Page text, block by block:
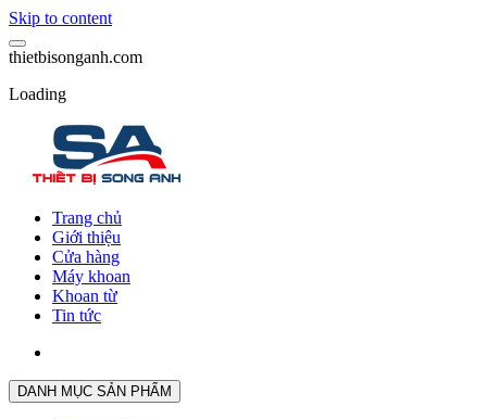
Skip to content
thietbisonganh.com
Loading
Trang chủ
Giới thiệu
Cửa hàng
Máy khoan
Khoan từ
Tin tức
DANH MỤC SẢN PHẨM